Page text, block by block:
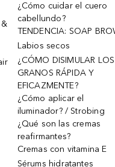
¿Cómo cuidar el cuero
cabellundo?
TENDENCIA: SOAP
Labios secos
¿CÓMO DISIMULAR LOS
GRANOS RÁPIDA Y
EFICAZMENTE?
¿Cómo aplicar el
iluminador? / Strobing
¿Qué son las cremas
reafirmantes?
Cremas con vitamina E
Sérums hidratantes